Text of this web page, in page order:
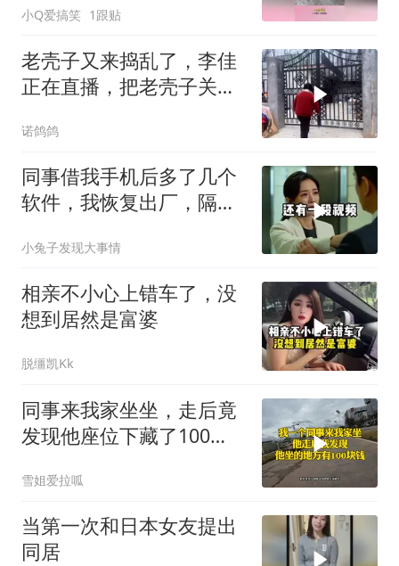
小Q爱搞笑 1跟贴
老壳子又来捣乱了，李佳
正在直播，把老壳子关在
诺鸽鸽
同事借我手机后多了几个
软件，我恢复出厂，隔壁
小兔子发现大事情
相亲不小心上错车了，没
想到居然是富婆
脱缰凯Kk
同事来我家坐坐，走后竟
发现他座位下藏了100
雪姐爱拉呱
当第一次和日本女友提出
同居